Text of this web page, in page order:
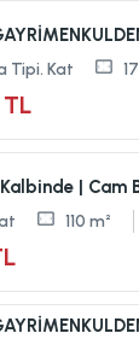
Tipi. Kat
Kalbinde |
110 m²